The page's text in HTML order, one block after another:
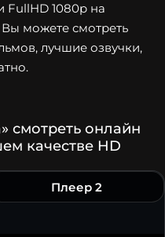
FullHD 1080p на
можете смотреть
лучшие озвучки,
смотреть онлайн
качестве HD
Плеер 2